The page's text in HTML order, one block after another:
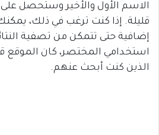
الاسم الأول والأخير وستحصل
قليلة. إذا كنت ترغب في ذلك،
إضافية حتى تتمكن من تصفية
استخدامي المختصر، كان الموقع
الذين كنت أبحث عنهم.